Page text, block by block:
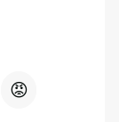
😡